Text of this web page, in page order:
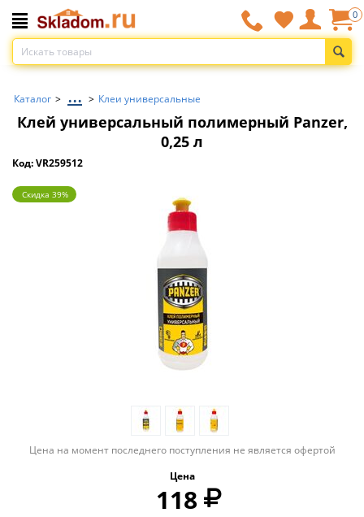
0
Каталог > ... > Клеи универсальные
Клей универсальный полимерный Panzer,
0,25 л
Код: VR259512
Скидка 39%
Цена на момент последнего поступления не является офертой
Цена
118